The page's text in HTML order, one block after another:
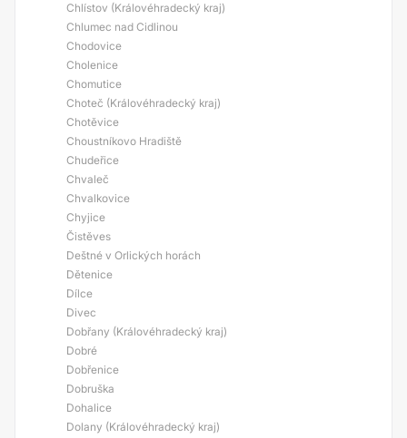
Chlístov (Královéhradecký kraj)
Chlumec nad Cidlinou
Chodovice
Cholenice
Chomutice
Choteč (Královéhradecký kraj)
Chotěvice
Choustníkovo Hradiště
Chudeřice
Chvaleč
Chvalkovice
Chyjice
Čistěves
Deštné v Orlických horách
Dětenice
Dílce
Divec
Dobřany (Královéhradecký kraj)
Dobré
Dobřenice
Dobruška
Dohalice
Dolany (Královéhradecký kraj)